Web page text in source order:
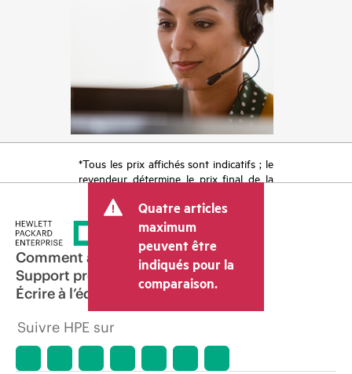
*Tous les prix affichés sont indicatifs ; le
revendeur détermine le prix final de la
tels que la TVA ou les taxes sur la vente
et les frais d’expédition. Le prix de la
transaction déterminé par le revendeur
peut varier par rapport à d’autres
revendeurs et au prix indicatif affiché.
Les prix indicatifs peuvent inclure des
offres promotionnelles limitées dans le
temps. HPE se réserve le droit d’ajuster
les prix à tout moment pour diverses
raisons, notamment, mais sans s’y limiter,
Quatre articles
maximum
peuvent être
indiqués pour la
comparaison.
Comment acheter
Support produit
Écrire à l’équipe commerciale
Suivre HPE sur